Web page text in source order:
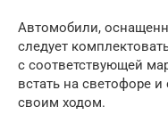
Автомобили,
следует
с соответствующей
встать на светофоре и
своим ходом.